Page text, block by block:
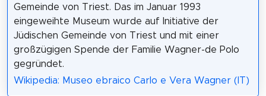
Gemeinde von Triest. Das im Januar 1993
eingeweihte Museum wurde auf Initiative der
Jüdischen Gemeinde von Triest und mit einer
großzügigen Spende der Familie Wagner-de Polo
gegründet.
Wikipedia: Museo ebraico Carlo e Vera Wagner (IT)